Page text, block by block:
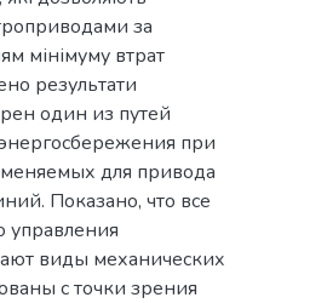
за
мінімуму втрат
результати
один из путей
при
для привода
Показано, что все
виды механических
с точки зрения